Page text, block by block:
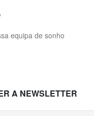
equipa de sonho
A NEWSLETTER